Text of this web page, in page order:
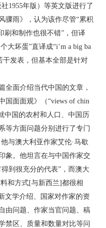
1955年版）等英文版进行了
骤雨》，认为该作尽管“累积
刷和制作也很不错”，但译
大坏蛋”直译成“i’m a big ba
干发表，但基本全部是针对
面介绍当代中国的文章，
国面面观》（“views of chin
中国的农村和人口、中国历
等方面问题分别进行了专门
与澳大利亚作家艾伦·马歇
象。他坦言在与中国作家交
到很充分的代表”，而澳大
和方式[与新西兰]都很相
文学介绍、国家对作家的资
由问题、作家当官问题、稿
禁区、质量和数量对比等问